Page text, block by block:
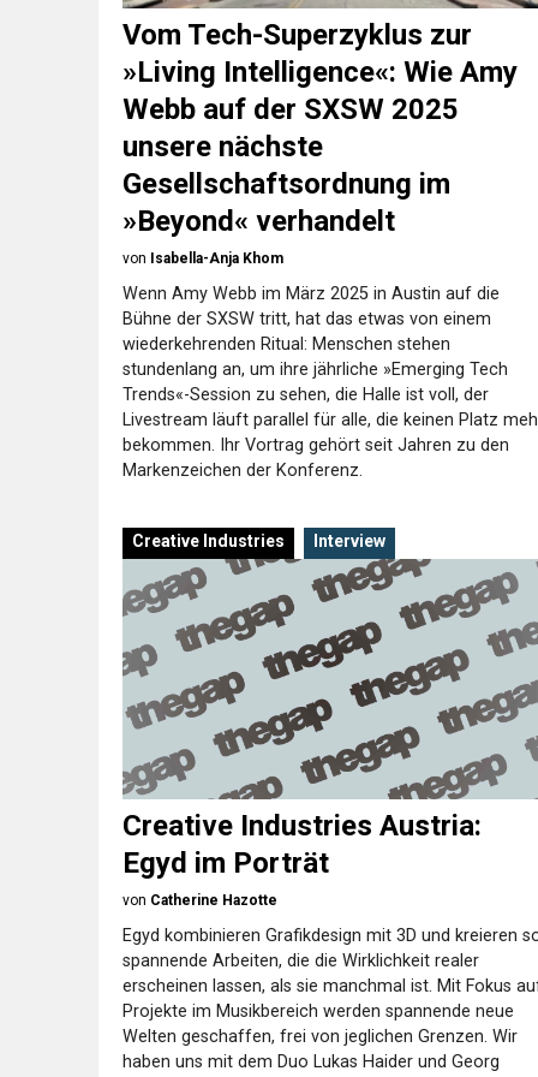
Vom Tech-Superzyklus zur
»Living Intelligence«: Wie Amy
Webb auf der SXSW 2025
unsere nächste
Gesellschaftsordnung im
»Beyond« verhandelt
von Isabella-Anja Khom
Wenn Amy Webb im März 2025 in Austin auf die
Bühne der SXSW tritt, hat das etwas von einem
wiederkehrenden Ritual: Menschen stehen
stundenlang an, um ihre jährliche »Emerging Tech
Trends«-Session zu sehen, die Halle ist voll, der
Livestream läuft parallel für alle, die keinen Platz
bekommen. Ihr Vortrag gehört seit Jahren zu den
Markenzeichen der Konferenz.
Creative Industries Interview
Creative Industries Austria:
Egyd im Porträt
von Catherine Hazotte
Egyd kombinieren Grafikdesign mit 3D und kreieren
spannende Arbeiten, die die Wirklichkeit realer
erscheinen lassen, als sie manchmal ist. Mit Fokus
Projekte im Musikbereich werden spannende neue
Welten geschaffen, frei von jeglichen Grenzen. Wir
haben uns mit dem Duo Lukas Haider und Georg